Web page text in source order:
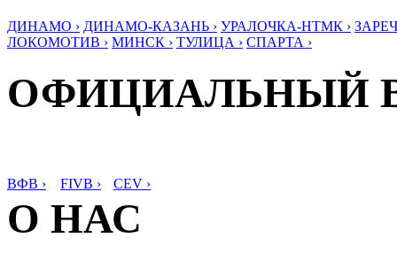
ДИНАМО › ДИНАМО-КАЗАНЬ › УРАЛОЧКА-НТМК ›
ЛОКОМОТИВ › МИНСК › ТУЛИЦА › СПАРТА ›
ОФИЦИАЛЬНЫЙ
ВФВ › FIVB › CEV ›
О НАС